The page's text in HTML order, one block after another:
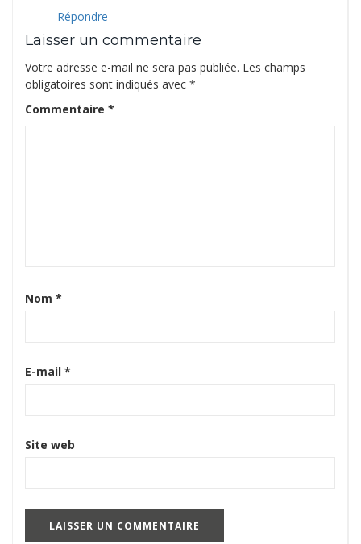
Répondre
Laisser un commentaire
Votre adresse e-mail ne sera pas publiée. Les champs
obligatoires sont indiqués avec *
Commentaire *
Nom *
E-mail *
Site web